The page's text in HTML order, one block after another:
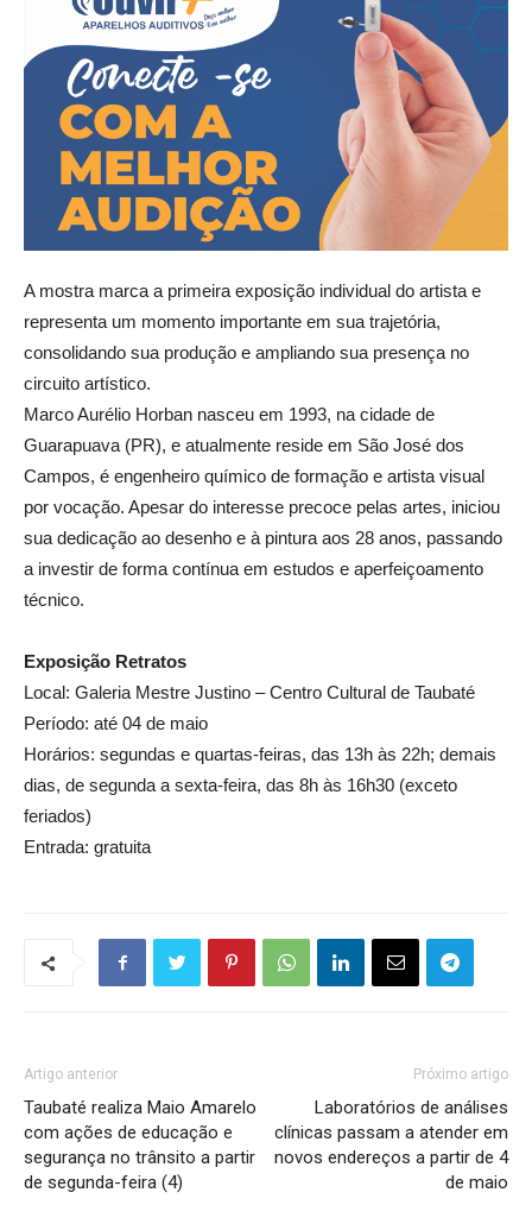
A mostra marca a primeira exposição individual do artista e
representa um momento importante em sua trajetória,
consolidando sua produção e ampliando sua presença no
circuito artístico.
Marco Aurélio Horban nasceu em 1993, na cidade de
Guarapuava (PR), e atualmente reside em São José dos
Campos, é engenheiro químico de formação e artista visual
por vocação. Apesar do interesse precoce pelas artes, iniciou
sua dedicação ao desenho e à pintura aos 28 anos, passando
a investir de forma contínua em estudos e aperfeiçoamento
técnico.
Exposição Retratos
Local: Galeria Mestre Justino – Centro Cultural de Taubaté
Período: até 04 de maio
Horários: segundas e quartas-feiras, das 13h às 22h; demais
dias, de segunda a sexta-feira, das 8h às 16h30 (exceto
feriados)
Entrada: gratuita
Artigo anterior
Taubaté realiza Maio Amarelo
com ações de educação e
segurança no trânsito a partir
de segunda-feira (4)
Próximo artigo
Laboratórios de análises
clínicas passam a atender em
novos endereços a partir de 4
de maio